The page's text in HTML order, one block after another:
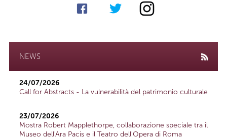
NEWS
24/07/2026
Call for Abstracts - La vulnerabilità del patrimonio culturale
23/07/2026
Mostra Robert Mapplethorpe, collaborazione speciale tra il
Museo dell'Ara Pacis e il Teatro dell'Opera di Roma